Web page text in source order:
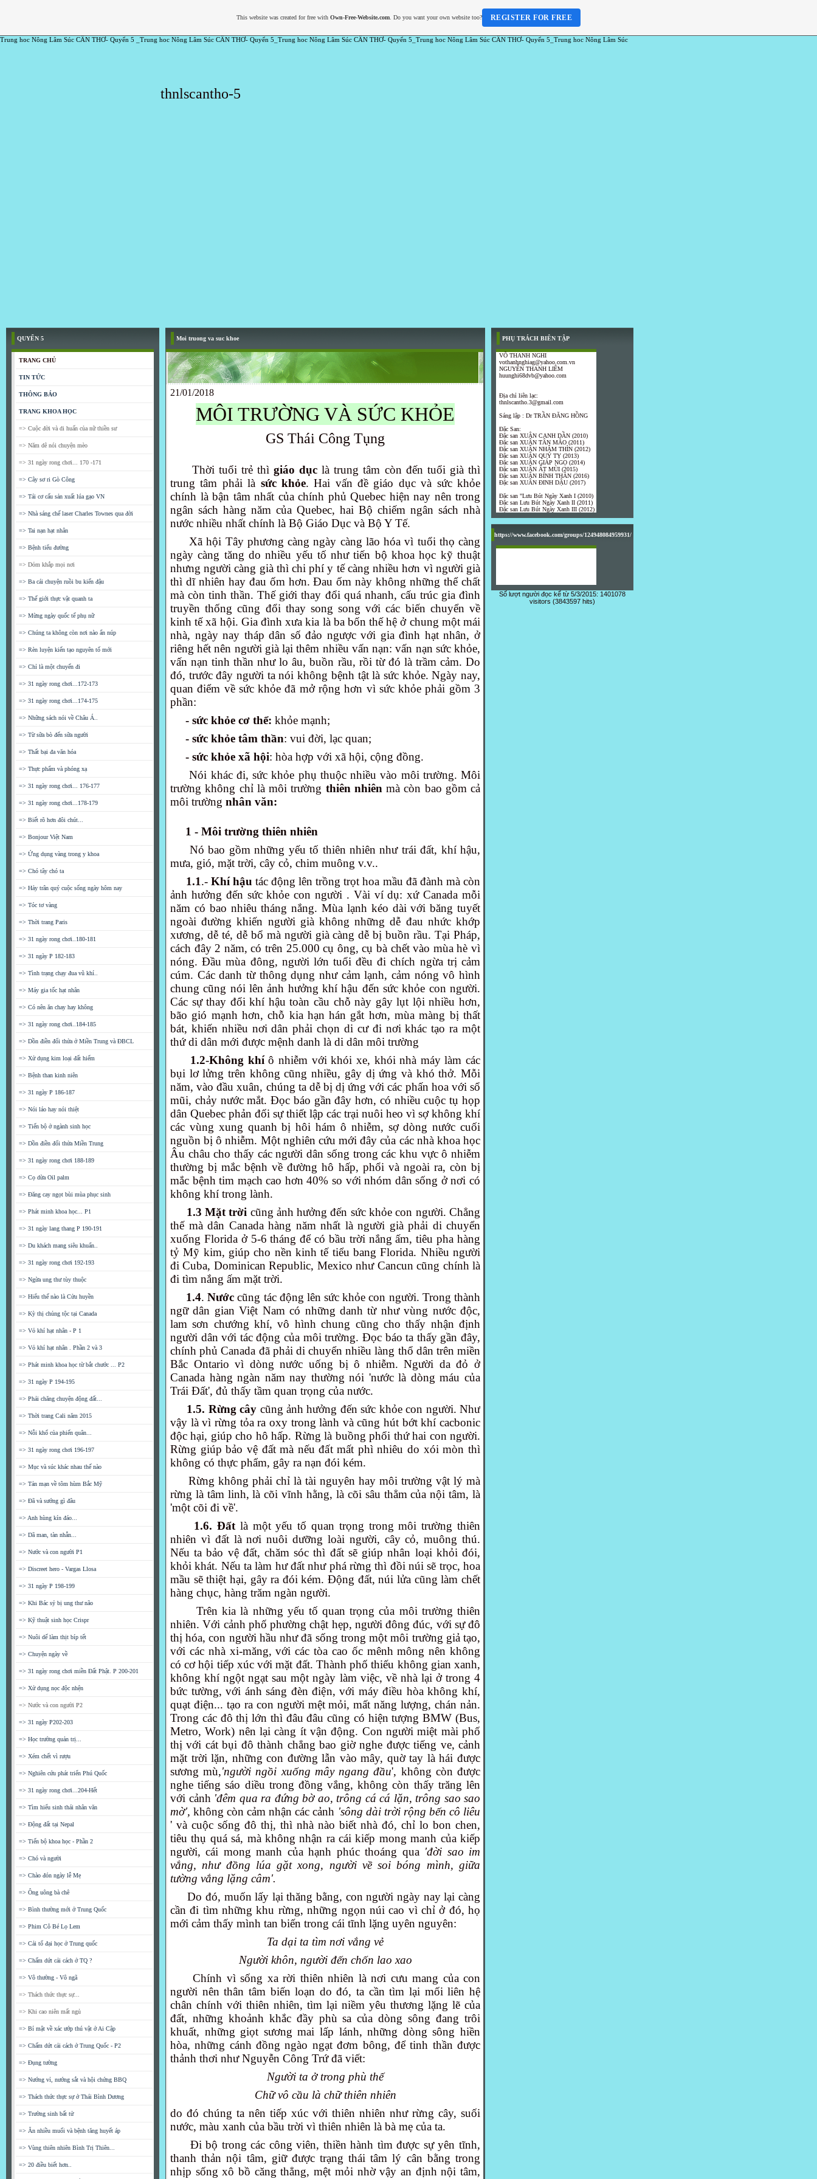
Trung hoc Nông Lâm Súc CẦN THƠ- Quyển 5 _Trung hoc Nông Lâm Súc CẦN THƠ- Quyển 5_Trung hoc Nông Lâm Súc CẦN THƠ- Quyển 5_Trung hoc Nông Lâm Súc CẦN THƠ- Quyển 5_Trung hoc Nông Lâm Súc
thnlscantho-5
QUYỂN 5
TRANG CHỦ
TIN TỨC
THÔNG BÁO
TRANG KHOA HỌC
=> Cuộc đời và di huấn của nữ thiền sư
=> Năm dê nói chuyện mèo
=> 31 ngày rong chơi... 170 -171
=> Cây sơ ri Gò Công
=> Tái cơ cấu sản xuất lúa gạo VN
=> Nhà sáng chế laser Charles Townes qua đời
=> Tai nạn hạt nhân
=> Bệnh tiểu đường
=> Dỏm khắp mọi nơi
=> Ba cái chuyện ruồi bu kiến đậu
=> Thế giới thực vật quanh ta
=> Mừng ngày quốc tế phụ nữ
=> Chúng ta không còn nơi nào ẩn núp
=> Rèn luyện kiến tạo nguyên tố mới
=> Chỉ là một chuyến đi
=> 31 ngày rong chơi...172-173
=> 31 ngày rong chơi...174-175
=> Những sách nói về Châu Á..
=> Từ sữa bò đến sữa người
=> Thất bại đa văn hóa
=> Thực phẩm và phóng xạ
=> 31 ngày rong chơi... 176-177
=> 31 ngày rong chơi...178-179
=> Biết rõ hơn đôi chút...
=> Bonjour Việt Nam
=> Ứng dụng vàng trong y khoa
=> Chó tây chó ta
=> Hảy trân quý cuộc sống ngày hôm nay
=> Tóc tơ vàng
=> Thời trang Paris
=> 31 ngày rong chơi..180-181
=> 31 ngày P 182-183
=> Tình trạng chạy đua vũ khí..
=> Máy gia tốc hạt nhân
=> Có nên ăn chay hay không
=> 31 ngày rong chơi..184-185
=> Dồn điền đổi thửa ở Miền Trung và ĐBCL
=> Xử dụng kim loại đất hiếm
=> Bệnh than kinh niên
=> 31 ngày P 186-187
=> Nói láo hay nói thiệt
=> Tiến bộ ở ngành sinh học
=> Dồn điền đổi thửa Miền Trung
=> 31 ngày rong chơi 188-189
=> Cọ dừa Oil palm
=> Đăng cay ngọt bùi mùa phục sinh
=> Phát minh khoa học... P1
=> 31 ngày lang thang P 190-191
=> Du khách mang siêu khuẩn..
=> 31 ngày rong chơi 192-193
=> Ngừa ung thư tùy thuộc
=> Hiểu thế nào là Cửu huyền
=> Kỳ thị chủng tộc tại Canada
=> Vỏ khí hạt nhân - P 1
=> Vỏ khí hạt nhân . Phần 2 và 3
=> Phát minh khoa học từ bắt chước ... P2
=> 31 ngày P 194-195
=> Phải chăng chuyện động đất...
=> Thời trang Cali năm 2015
=> Nỗi khổ của phiến quân...
=> 31 ngày rong chơi 196-197
=> Mục và súc khác nhau thế nào
=> Tản mạn về tôm hùm Bắc Mỹ
=> Đã và sướng gì đâu
=> Anh hùng kín đáo...
=> Dã man, tàn nhẫn...
=> Nước và con người P1
=> Discreet hero - Vargas Llosa
=> 31 ngày P 198-199
=> Khi Bác sỷ bị ung thư não
=> Kỹ thuật sinh học Crispr
=> Nuôi dế làm thịt bíp tết
=> Chuyện ngày về
=> 31 ngày rong chơi miền Đất Phật. P 200-201
=> Xử dụng nọc độc nhện
=> Nước và con người P2
=> 31 ngày P202-203
=> Học trường quản trị...
=> Xém chết vì rượu
=> Nghiên cứu phát triển Phú Quốc
=> 31 ngày rong chơi...204-Hết
=> Tìm hiểu sinh thái nhân văn
=> Động đất tại Nepal
=> Tiến bộ khoa học - Phần 2
=> Chó và người
=> Chào đón ngày lễ Mẹ
=> Ông uông bà chê
=> Bình thường mới ở Trung Quốc
=> Phim Cô Bé Lọ Lem
=> Cải tổ đại học ở Trung quốc
=> Chấm dứt cải cách ở TQ ?
=> Vô thường - Vô ngã
=> Thách thức thực sự...
=> Khi cao niên mất ngủ
=> Bí mật về xác ướp thú vật ở Ai Cập
=> Chấm dứt cải cách ở Trung Quốc - P2
=> Đụng tường
=> Nướng vỉ, nướng sắt và hội chứng BBQ
=> Thách thức thực sự ở Thái Bình Dương
=> Trường sinh bất tử
=> Ăn nhiều muối và bệnh tăng huyết áp
=> Vùng thiên nhiên Bình Trị Thiên...
=> 20 điều biết hơn..
Moi truong va suc khoe
21/01/2018
MÔI TRƯỜNG VÀ SỨC KHỎE
GS Thái Công Tụng
Thời tuổi trẻ thìgiáo dục là trung tâm còn đến tuổi già thì
trung tâm phải là sức khỏe. Hai vấn đề giáo dục và sức khỏe
chính là bận tâm nhất của chính phủ Quebec hiện nay nên trong
ngân sách hàng năm của Quebec, hai Bộ chiếm ngân sách nhà
nước nhiều nhất chính là Bộ Giáo Dục và Bộ Y Tế.
Xã hội Tây phương càng ngày càng lão hóa vì tuổi thọ càng
ngày càng tăng do nhiều yếu tố như tiến bộ khoa học kỹ thuật
nhưng người càng già thì chi phí y tế càng nhiều hơn vì người già
thì dĩ nhiên hay đau ốm hơn. Đau ốm này không những thể chất
mà còn tinh thần. Thế giới thay đổi quá nhanh, cấu trúc gia đình
truyền thống cũng đổi thay song song với các biến chuyển về
kinh tế xã hội. Gia đình xưa kia là ba bốn thế hệ ở chung một mái
nhà, ngày nay tháp dân số đảo ngược với gia đình hạt nhân, ở
riêng hết nên người già lại thêm nhiều vấn nạn: vấn nạn sức khỏe,
vấn nạn tinh thần như lo âu, buồn rầu, rồi từ đó là trầm cảm. Do
đó, trước đây người ta nói không bệnh tật là sức khỏe. Ngày nay,
quan điểm về sức khỏe đã mở rộng hơn vì sức khỏe phải gồm 3
phần:
- sức khỏe cơ thể: khỏe mạnh;
- sức khỏe tâm thần: vui đời, lạc quan;
- sức khỏe xã hội: hòa hợp với xã hội, cộng đồng.
Nói khác đi, sức khỏe phụ thuộc nhiều vào môi trường. Môi
trường không chỉ là môi trường thiên nhiên mà còn bao gồm cả
môi trường nhân văn:
1 - Môi trường thiên nhiên
Nó bao gồm những yếu tố thiên nhiên như trái đất, khí hậu,
mưa, gió, mặt trời, cây cỏ, chim muông v.v..
1.1.- Khí hậu tác động lên trồng trọt hoa mầu đã đành mà còn
ảnh hưởng đến sức khỏe con người . Vài ví dụ: xứ Canada mỗi
năm có bao nhiêu tháng nắng. Mùa lạnh kéo dài với băng tuyết
ngoài đường khiến người già không những dễ đau nhức khớp
xương, dễ té, dễ bổ mà người già càng dễ bị buồn rầu. Tại Pháp,
cách đây 2 năm, có trên 25.000 cụ ông, cụ bà chết vào mùa hè vì
nóng. Đầu mùa đông, người lớn tuổi đều đi chích ngừa trị cảm
cúm. Các danh từ thông dụng như cảm lạnh, cảm nóng vô hình
chung cũng nói lên ảnh hưởng khí hậu đến sức khỏe con người.
Các sự thay đổi khí hậu toàn cầu chỗ này gây lụt lội nhiều hơn,
bão gió mạnh hơn, chỗ kia hạn hán gắt hơn, mùa màng bị thất
bát, khiến nhiều nơi dân phải chọn di cư đi nơi khác tạo ra một
thứ di dân mới được mệnh danh là di dân môi trường
1.2-Không khíô nhiễm với khói xe, khói nhà máy làm các
bụi lơ lửng trên không cũng nhiều, gây dị ứng và khó thở. Mỗi
năm, vào đầu xuân, chúng ta dễ bị dị ứng với các phấn hoa với sổ
mũi, chảy nước mắt. Đọc báo gần đây hơn, có nhiều cuộc tụ họp
dân Quebec phản đối sự thiết lập các trại nuôi heo vì sợ không khí
các vùng xung quanh bị hôi hám ô nhiễm, sợ dòng nước cuối
nguồn bị ô nhiễm. Một nghiên cứu mới đây của các nhà khoa học
Âu châu cho thấy các người dân sống trong các khu vực ô nhiễm
thường bị mắc bệnh về đường hô hấp, phổi và ngoài ra, còn bị
mắc bệnh tim mạch cao hơn 40% so với nhóm dân sống ở nơi có
không khí trong lành.
1.3 Mặt trời cũng ảnh hưởng đến sức khỏe con người. Chẳng
thế mà dân Canada hàng năm nhất là người già phải di chuyển
xuống Florida ở 5-6 tháng để có bầu trời nắng ấm, tiêu pha hàng
tỷ Mỹ kim, giúp cho nền kinh tế tiểu bang Florida. Nhiều người
đi Cuba, Dominican Republic, Mexico như Cancun cũng chính là
đi tìm nắng ấm mặt trời.
1.4.Nước cũng tác động lên sức khỏe con người. Trong thành
ngữ dân gian Việt Nam có những danh từ như vùng nước độc,
lam sơn chướng khí, vô hình chung cũng cho thấy nhận định
người dân với tác động của môi trường. Đọc báo ta thấy gần đây,
chính phủ Canada đã phải di chuyển nhiều làng thổ dân trên miền
Bắc Ontario vì dòng nước uống bị ô nhiễm. Người da đỏ ở
Canada hàng ngàn năm nay thường nói 'nước là dòng máu của
Trái Đất', đủ thấy tầm quan trọng của nước.
1.5. Rừng cây cũng ảnh hưởng đến sức khỏe con người. Như
vậy là vì rừng tỏa ra oxy trong lành và cũng hút bớt khí cacbonic
độc hại, giúp cho hô hấp. Rừng là buồng phổi thứ hai con người.
Rừng giúp bảo vệ đất mà nếu đất mất phì nhiêu do xói mòn thì
không có thực phẩm, gây ra nạn đói kém.
Rừng không phải chỉ là tài nguyên hay môi trường vật lý mà
rừng là tâm linh, là cõi vĩnh hằng, là cõi sâu thẳm của nội tâm, là
'một cõi đi về'.
1.6. Đấtlà một yếu tố quan trọng trong môi trường thiên
nhiên vì đất là nơi nuôi dưỡng loài người, cây cỏ, muông thú.
Nếu ta bảo vệ đất, chăm sóc thì đất sẽ giúp nhân loại khỏi đói,
khỏi khát. Nếu ta làm hư đất như phá rừng thì đồi núi sẽ trọc, hoa
mầu sẽ thiệt hại, gây ra đói kém. Động đất, núi lửa cũng làm chết
hàng chục, hàng trăm ngàn người.
Trên kia là những yếu tố quan trọng của môi trường thiên
nhiên. Với cảnh phố phường chật hẹp, người đông đúc, với sự đô
thị hóa, con người hầu như đã sống trong một môi trường giả tạo,
với các nhà xi-măng, với các tòa cao ốc mênh mông nên không
có cơ hội tiếp xúc với mặt đất. Thành phố thiếu không gian xanh,
không khí ngột ngạt sau một ngày làm việc, về nhà lại ở trong 4
bức tường, với ánh sáng đèn điện, với máy điều hòa không khí,
quạt điện... tạo ra con người mệt mỏi, mất năng lượng, chán nản.
Trong các đô thị lớn thì đâu đâu cũng có hiện tượng BMW (Bus,
Metro, Work) nên lại càng ít vận động. Con người miệt mài phố
thị với cát bụi đô thành chẳng bao giờ nghe được tiếng ve, cảnh
mặt trời lặn, những con đường lẫn vào mây, quờ tay là hái được
sương mù,'người ngồi xuống mây ngang đầu', không còn được
nghe tiếng sáo diều trong đồng vắng, không còn thấy trăng lên
với cảnh 'đêm qua ra đứng bờ ao, trông cá cá lặn, trông sao sao
mờ', không còn cảm nhận các cảnh 'sông dài trời rộng bến cô liêu
' và cuộc sống đô thị, thì nhà nào biết nhà đó, chỉ lo bon chen,
tiêu thụ quá sá, mà không nhận ra cái kiếp mong manh của kiếp
người, cái mong manh của hạnh phúc thoáng qua 'đời sao im
vắng, như đồng lúa gặt xong, người về soi bóng mình, giữa
tường vắng lặng câm'.
Do đó, muốn lấy lại thăng bằng, con người ngày nay lại càng
cần đi tìm những khu rừng, những ngọn núi cao vì chỉ ở đó, họ
mới cảm thấy mình tan biến trong cái tĩnh lặng uyên nguyên:
Ta dại ta tìm nơi vắng vẻ
Người khôn, người đến chốn lao xao
Chính vì sống xa rời thiên nhiên là nơi cưu mang của con
người nên thân tâm biến loạn do đó, ta cần tìm lại mối liên hệ
chân chính với thiên nhiên, tìm lại niềm yêu thương lặng lẽ của
đất, những khoảnh khắc đầy phù sa của dòng sông đang trôi
khuất, những giọt sương mai lấp lánh, những dòng sông hiền
hòa, những cánh đồng ngào ngạt đơm bông, để tinh thần được
thảnh thơi như Nguyễn Công Trứ đã viết:
Người ta ở trong phù thế
Chữ vô cầu là chữ thiên nhiên
do đó chúng ta nên tiếp xúc với thiên nhiên như rừng cây, suối
nước, màu xanh của bầu trời vì thiên nhiên là bà mẹ của ta.
Đi bộ trong các công viên, thiền hành tìm được sự yên tĩnh,
thanh thản nội tâm, giữ được trạng thái tâm lý cân bằng trong
nhịp sống xô bồ căng thẳng, mệt mỏi nhờ vậy an định nội tâm,
PHỤ TRÁCH BIÊN TẬP
VÕ THANH NGHI
vothanhnghiag@yahoo.com.vn
NGUYỄN THANH LIÊM
huunghi68dvb@yahoo.com
Địa chỉ liên lạc:
thnlscantho.3@gmail.com
Sáng lập : Dr TRẦN ĐĂNG HỒNG
Đặc San:
Đặc san XUÂN CANH DẦN (2010)
Đặc san XUÂN TÂN MÃO (2011)
Đặc san XUÂN NHÂM THÌN (2012)
Đặc san XUÂN QUÝ TỴ (2013)
Đặc san XUÂN GIÁP NGỌ (2014)
Đặc san XUÂN ẤT MÙI (2015)
Đặc san XUÂN BÍNH THÂN (2016)
Đặc san XUÂN ĐINH DẬU (2017)
Đặc san "Lưu Bút Ngày Xanh I (2010)
Đặc san Lưu Bút Ngày Xanh II (2011)
Đặc san Lưu Bút Ngày Xanh III (2012)
https://www.facebook.com/groups/124948084959931/
Số lượt người đọc kể từ 5/3/2015: 1401078
visitors (3843597 hits)
This website was created for free with Own-Free-Website.com. Do you want your own website too? REGISTER FOR FREE